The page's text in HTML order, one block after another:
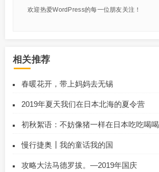
欢迎热爱WordPress的每一位朋友关注！
相关推荐
春暖花开，带上妈妈去无锡
2019年夏天我们在日本北海的夏令营
初秋絮语：不妨像猪一样在日本吃吃喝喝
慢行捷奥┃我的童话我的国
攻略大法马德罗拔。—2019年国庆